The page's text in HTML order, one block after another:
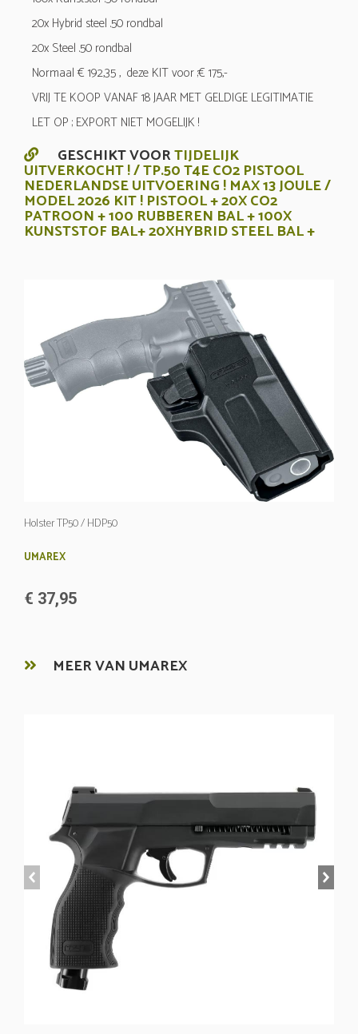
20x Hybrid steel .50 rondbal
20x Steel .50 rondbal
Normaal € 192,35 , deze KIT voor ;€ 175,-
VRIJ TE KOOP VANAF 18 JAAR MET GELDIGE LEGITIMATIE
LET OP ; EXPORT NIET MOGELIJK !
GESCHIKT VOORTIJDELIJK
UITVERKOCHT ! / TP.50 T4E CO2 PISTOOL
NEDERLANDSE UITVOERING ! MAX 13 JOULE /
MODEL 2026 KIT ! PISTOOL + 20X CO2
PATROON + 100 RUBBEREN BAL + 100X
KUNSTSTOF BAL+ 20XHYBRID STEEL BAL +
Holster TP50 / HDP50
UMAREX
€ 37,95
MEER VAN UMAREX